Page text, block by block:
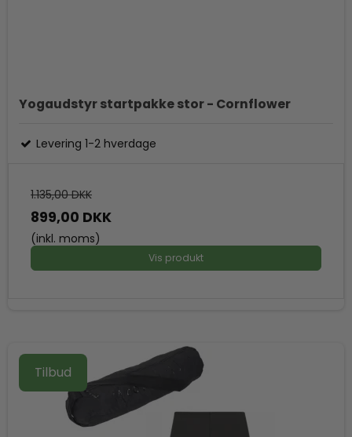
Yogaudstyr startpakke stor - Cornflower
Levering 1-2 hverdage
1.135,00 DKK
899,00 DKK
(inkl. moms)
Vis produkt
Tilbud